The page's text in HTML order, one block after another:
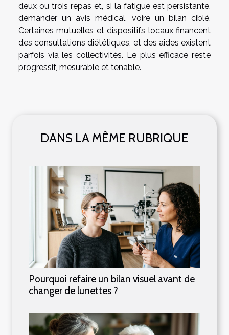
deux ou trois repas et, si la fatigue est persistante,
demander un avis médical, voire un bilan ciblé.
Certaines mutuelles et dispositifs locaux financent
des consultations diététiques, et des aides existent
parfois via les collectivités. Le plus efficace reste
progressif, mesurable et tenable.
DANS LA MÊME RUBRIQUE
Pourquoi refaire un bilan visuel avant de
changer de lunettes ?